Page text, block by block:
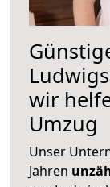
wir
Umzug
Unser
Jahren